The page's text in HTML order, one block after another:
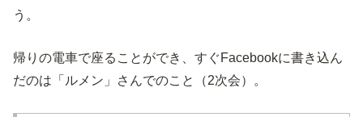
う。
帰りの電車で座ることができ、すぐFacebookに書き込ん
だのは「ルメン」さんでのこと（2次会）。